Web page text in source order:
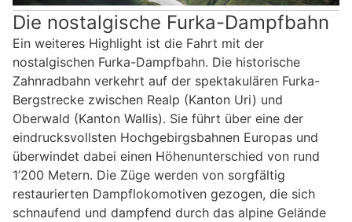
Die nostalgische Furka-Dampfbahn
Ein weiteres Highlight ist die Fahrt mit der
nostalgischen Furka-Dampfbahn. Die historische
Zahnradbahn verkehrt auf der spektakulären Furka-
Bergstrecke zwischen Realp (Kanton Uri) und
Oberwald (Kanton Wallis). Sie führt über eine der
eindrucksvollsten Hochgebirgsbahnen Europas und
überwindet dabei einen Höhenunterschied von rund
1’200 Metern. Die Züge werden von sorgfältig
restaurierten Dampflokomotiven gezogen, die sich
schnaufend und dampfend durch das alpine Gelände